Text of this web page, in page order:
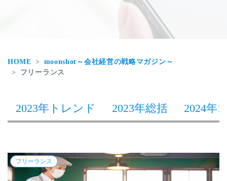
HOME
moonshot～会社経営の戦略マガジン～
フリーランス
2023年トレンド 2023年総括 2024年1
フリーランス